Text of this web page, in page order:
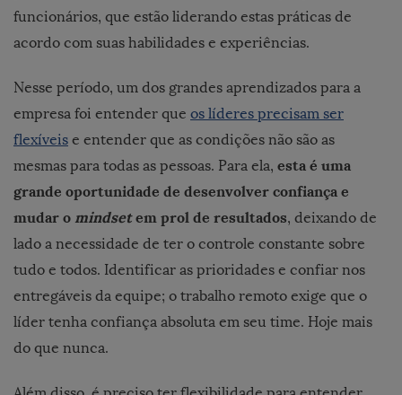
funcionários, que estão liderando estas práticas de
acordo com suas habilidades e experiências.
Nesse período, um dos grandes aprendizados para a
empresa foi entender que os líderes precisam ser
flexíveis e entender que as condições não são as
mesmas para todas as pessoas. Para ela, esta é uma
grande oportunidade de desenvolver confiança e
mudar o mindsetem prol de resultados, deixando de
lado a necessidade de ter o controle constante sobre
tudo e todos. Identificar as prioridades e confiar nos
entregáveis da equipe; o trabalho remoto exige que o
líder tenha confiança absoluta em seu time. Hoje mais
do que nunca.